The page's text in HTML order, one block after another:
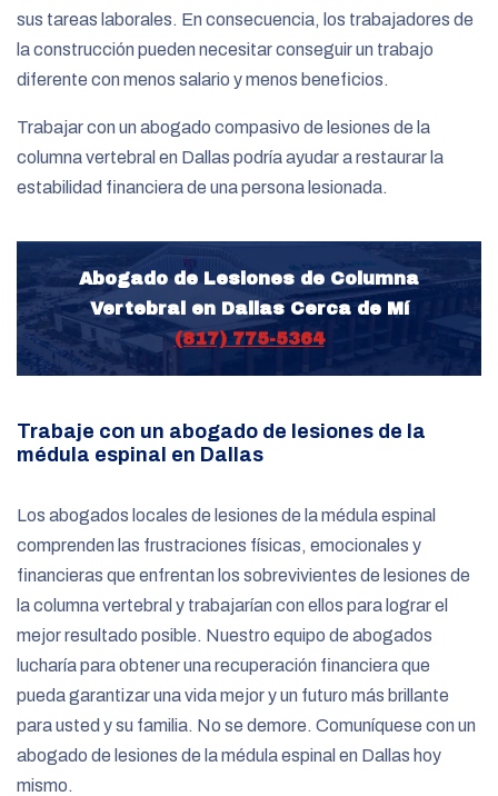
sus tareas laborales. En consecuencia, los trabajadores de
la construcción pueden necesitar conseguir un trabajo
diferente con menos salario y menos beneficios.
Trabajar con un abogado compasivo de lesiones de la
columna vertebral en Dallas podría ayudar a restaurar la
estabilidad financiera de una persona lesionada.
Abogado de Lesiones de Columna
Vertebral en Dallas Cerca de Mí
(817) 775-5364
Trabaje con un abogado de lesiones de la
médula espinal en Dallas
Los abogados locales de lesiones de la médula espinal
comprenden las frustraciones físicas, emocionales y
financieras que enfrentan los sobrevivientes de lesiones de
la columna vertebral y trabajarían con ellos para lograr el
mejor resultado posible. Nuestro equipo de abogados
lucharía para obtener una recuperación financiera que
pueda garantizar una vida mejor y un futuro más brillante
para usted y su familia. No se demore. Comuníquese con un
abogado de lesiones de la médula espinal en Dallas hoy
mismo.